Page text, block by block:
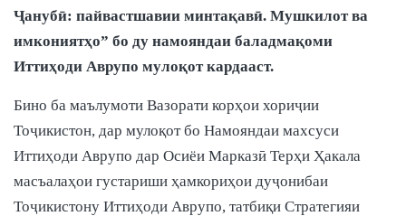
Ҷанубӣ: пайвастшавии минтақавӣ. Мушкилот ва
имкониятҳо” бо ду намояндаи баладмақоми
Иттиҳоди Аврупо мулоқот кардааст.
Бино ба маълумоти Вазорати корҳои хориҷии
Тоҷикистон, дар мулоқот бо Намояндаи махсуси
Иттиҳоди Аврупо дар Осиёи Марказӣ Терҳи Ҳакала
масъалаҳои густариши ҳамкориҳои дуҷонибаи
Тоҷикистону Иттиҳоди Аврупо, татбиқи Стратегияи